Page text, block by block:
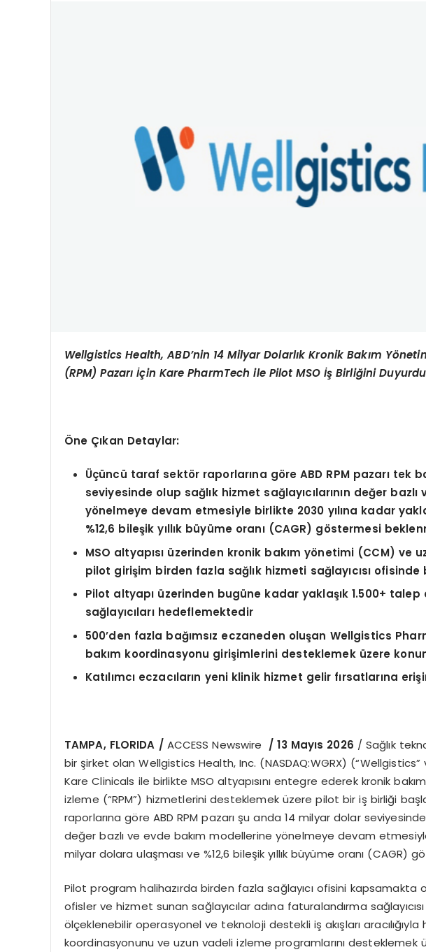
Wellgistics Health, ABD’nin 14 Milyar Dolarlık Kronik Bakım
(RPM) Pazarı İçin Kare PharmTech ile Pilot MSO İş Birliğini Duyurdu
Öne Çıkan Detaylar:
Üçüncü taraf sektör raporlarına göre ABD RPM pazarı tek
seviyesinde olup sağlık hizmet sağlayıcılarının değer bazlı
yönelmeye devam etmesiyle birlikte 2030 yılına kadar
%12,6 bileşik yıllık büyüme oranı (CAGR) göstermesi
MSO altyapısı üzerinden kronik bakım yönetimi (CCM) ve
pilot girişim birden fazla sağlık hizmeti sağlayıcısı ofisinde
Pilot altyapı üzerinden bugüne kadar yaklaşık 1.500+
sağlayıcıları hedeflemektedir
500’den fazla bağımsız eczaneden oluşan Wellgistics
bakım koordinasyonu girişimlerini desteklemek üzere
Katılımcı eczacıların yeni klinik hizmet gelir fırsatlarına
TAMPA, FLORIDA / ACCESS Newswire / 13 Mayıs 2026 / Sağlık
bir şirket olan Wellgistics Health, Inc. (NASDAQ:WGRX)
Kare Clinicals ile birlikte MSO altyapısını entegre ederek kronik
izleme (“RPM”) hizmetlerini desteklemek üzere pilot bir iş birliği
raporlarına göre ABD RPM pazarı şu anda 14 milyar dolar seviyesinde
değer bazlı ve evde bakım modellerine yönelmeye devam
milyar dolara ulaşması ve %12,6 bileşik yıllık büyüme oranı (CAGR)
Pilot program halihazırda birden fazla sağlayıcı ofisini kapsamakta
ofisler ve hizmet sunan sağlayıcılar adına faturalandırma
ölçeklenebilir operasyonel ve teknoloji destekli iş akışları aracılığıyla
koordinasyonunu ve uzun vadeli izleme programlarını desteklemek